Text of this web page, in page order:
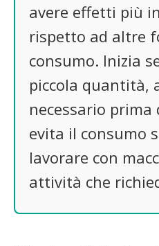
avere effetti più
rispetto ad altre
consumo. Inizia
piccola quantità,
necessario prima
evita il consumo
lavorare con
attività che